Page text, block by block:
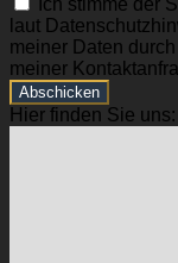
Ich stimme der
laut
meiner Daten
meiner
Abschicken
Hier finden Sie uns: